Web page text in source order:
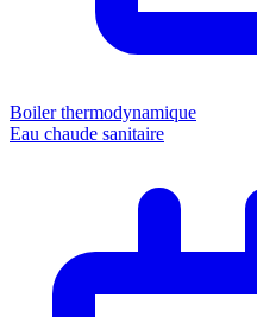
Boiler thermodynamique
Eau chaude sanitaire